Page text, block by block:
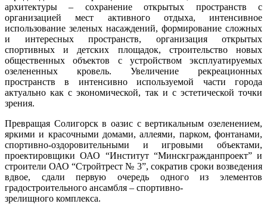
архитектуры – сохранение открытых пространств с
организацией мест активного отдыха, интенсивное
использование зеленых насаждений, формирование сложных
и интересных пространств, организация открытых
спортивных и детских площадок, строительство новых
общественных объектов с устройством эксплуатируемых
озелененных кровель. Увеличение рекреационных
пространств в интенсивно используемой части города
актуально как с экономической, так и с эстетической точки
зрения.
Превращая Солигорск в оазис с вертикальным озеленением,
яркими и красочными домами, аллеями, парком, фонтанами,
спортивно-оздоровительными и игровыми объектами,
проектировщики ОАО “Институт “Минскгражданпроект” и
строители ОАО “Стройтрест № 3”, сократив сроки возведения
вдвое, сдали первую очередь одного из элементов
градостроительного ансамбля – спортивно-
зрелищного комплекса.